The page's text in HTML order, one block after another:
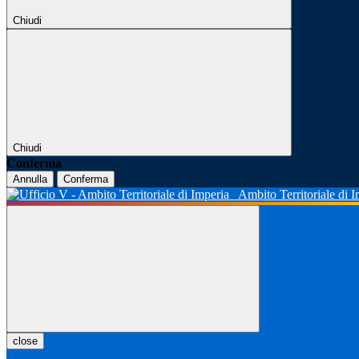
Chiudi
Chiudi
Conferma
Annulla Conferma
Ambito Territoriale di
close